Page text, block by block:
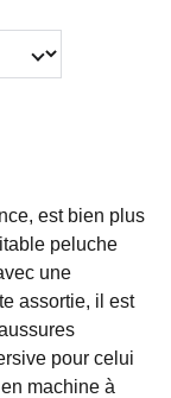
est bien plus
peluche
une
assortie, il est
pour celui
machine à